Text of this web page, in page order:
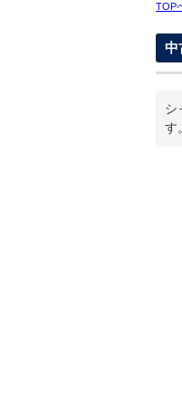
TOP
中
シ
す